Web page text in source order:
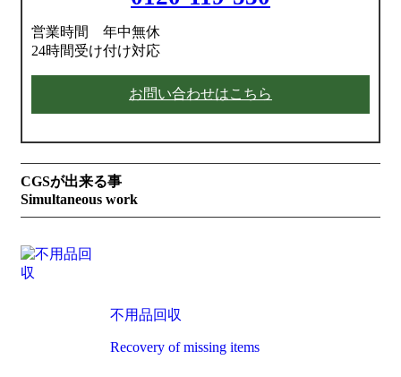
営業時間 年中無休
24時間受け付け対応
お問い合わせはこちら
CGSが出来る事
Simultaneous work
不用品回収
Recovery of missing items